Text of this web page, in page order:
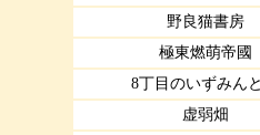
野良猫書房
極東燃萌帝國
8丁目のいずみんと
虚弱畑